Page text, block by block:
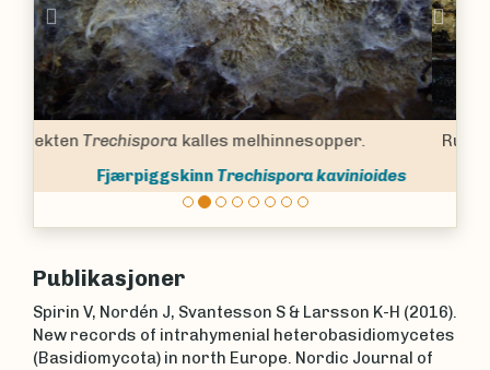
Rustskinn
RustskinnCrustoderma dryinum(Berk.
& M.A. Curtis) Parmasto
Previous
Publikasjoner
Spirin V, Nordén J, Svantesson S & Larsson K-H (2016).
New records of intrahymenial heterobasidiomycetes
(Basidiomycota) in north Europe. Nordic Journal of